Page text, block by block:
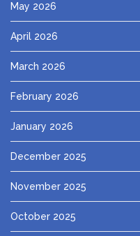
May 2026
April 2026
March 2026
February 2026
January 2026
December 2025
November 2025
October 2025